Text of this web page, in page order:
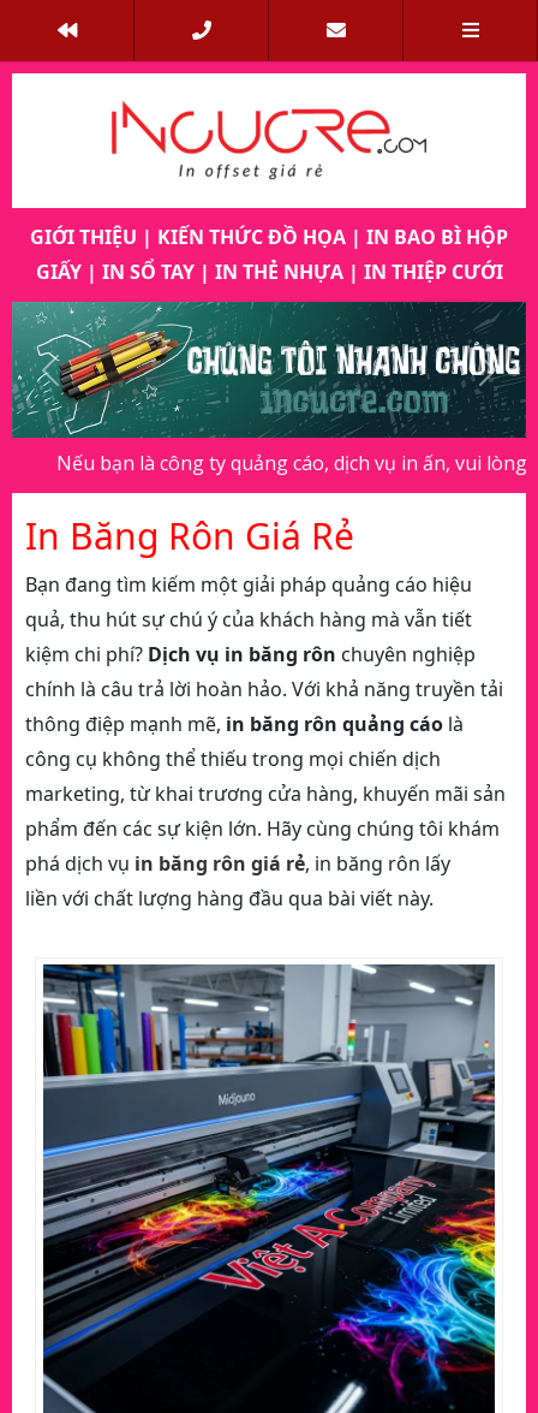
GIỚI THIỆU | KIẾN THỨC ĐỒ HỌA | IN BAO BÌ HỘP
GIẤY| IN SỔ TAY| IN THẺ NHỰA| IN THIỆP CƯỚI
Previous Next
là công ty quảng cáo, dịch vụ in ấn, vui lòng thông
In Băng Rôn Giá Rẻ
Bạn đang tìm kiếm một giải pháp quảng cáo hiệu
quả, thu hút sự chú ý của khách hàng mà vẫn tiết
kiệm chi phí? Dịch vụ in băng rôn chuyên nghiệp
chính là câu trả lời hoàn hảo. Với khả năng truyền tải
thông điệp mạnh mẽ, in băng rôn quảng cáo là
công cụ không thể thiếu trong mọi chiến dịch
marketing, từ khai trương cửa hàng, khuyến mãi sản
phẩm đến các sự kiện lớn. Hãy cùng chúng tôi khám
phá dịch vụ in băng rôn giá rẻ, in băng rôn lấy
liền với chất lượng hàng đầu qua bài viết này.